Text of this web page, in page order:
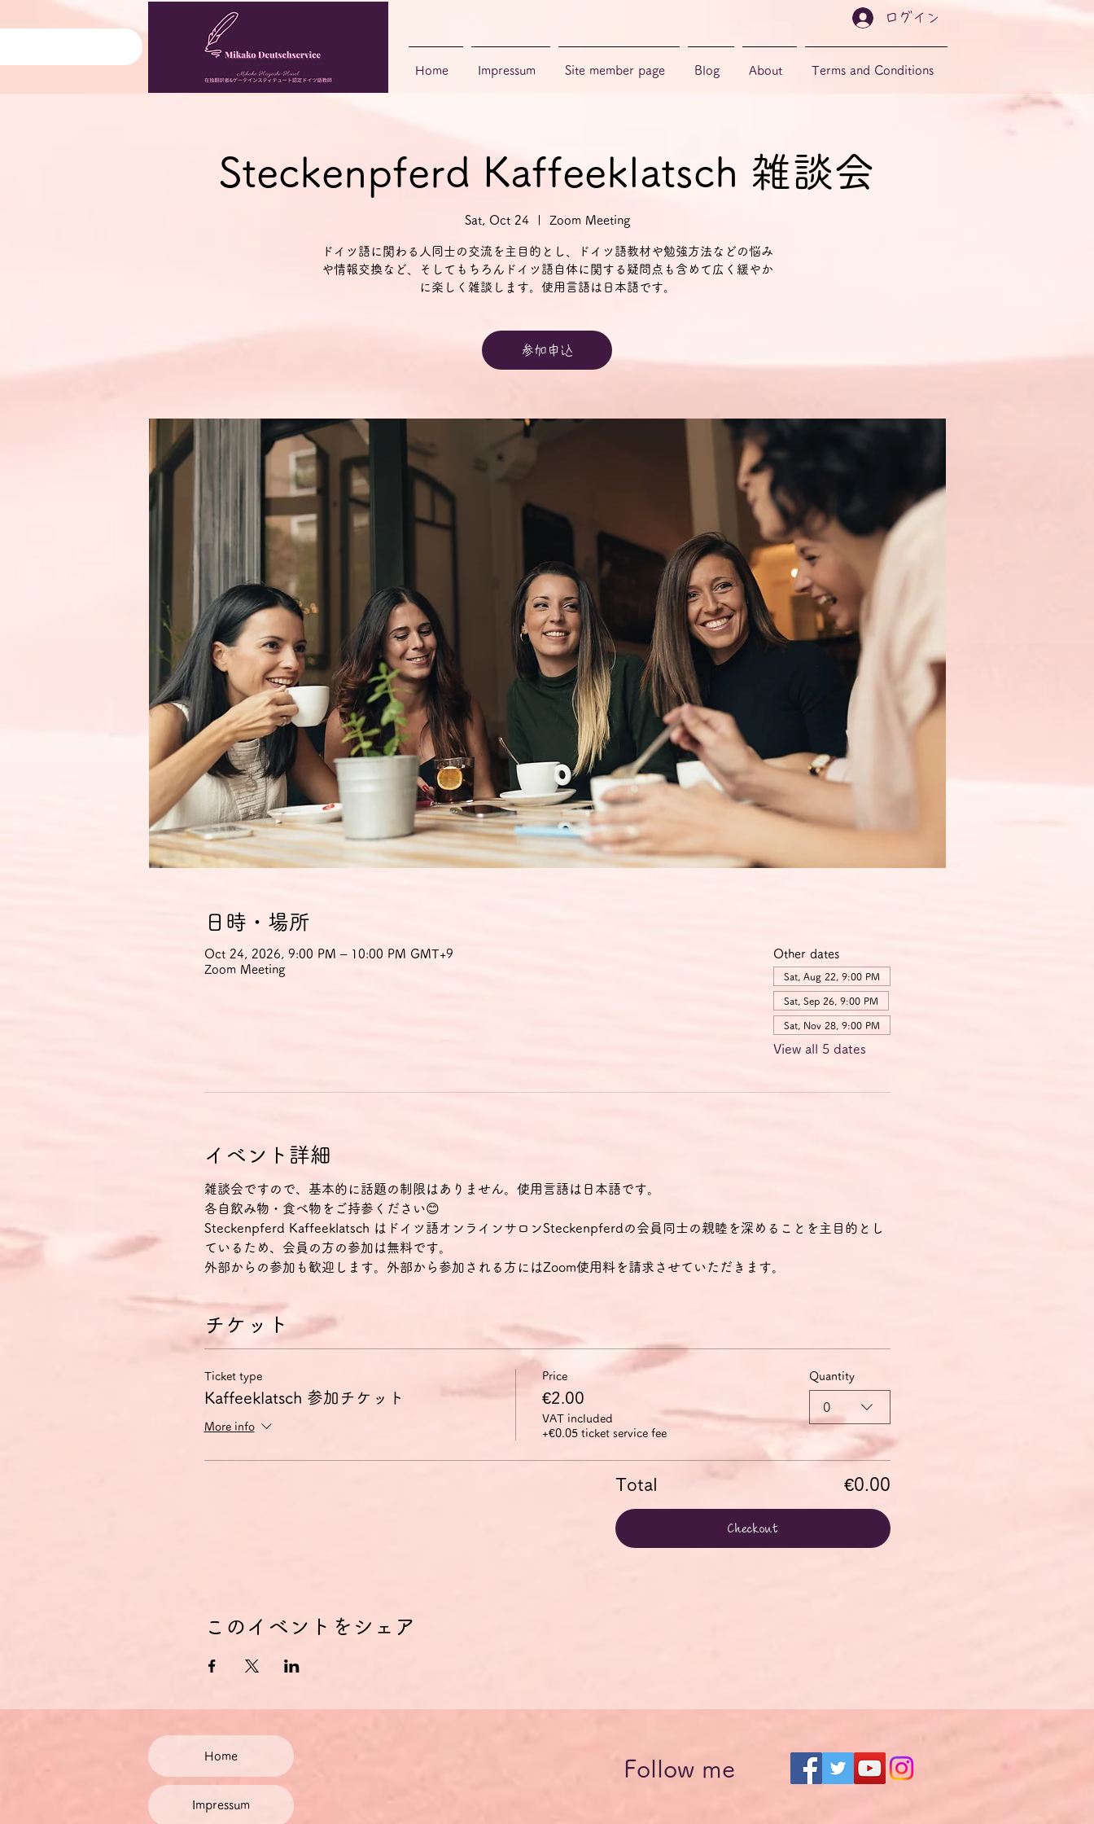
Steckenpferd Kaffeeklatsch 雑談会
Sat, Oct 24
  |
Zoom Meeting
ドイツ語に関わる人同士の交流を主目的とし、ドイツ語教材や勉強方法などの悩み
や情報交換など、そしてもちろんドイツ語自体に関する疑問点も含めて広く緩やか
に楽しく雑談します。使用言語は日本語です。
参加申込
日時・場所
Oct 24, 2026, 9:00 PM – 10:00 PM GMT+9
Zoom Meeting
Other dates
Sat, Aug 22, 9:00 PM
Sat, Sep 26, 9:00 PM
Sat, Nov 28, 9:00 PM
View all 5 dates
イベント詳細
雑談会ですので、基本的に話題の制限はありません。使用言語は日本語です。
各自飲み物・食べ物をご持参ください😊
Steckenpferd Kaffeeklatsch はドイツ語オンラインサロンSteckenpferdの会員同士の親睦を深めることを主目的とし
ているため、会員の方の参加は無料です。
外部からの参加も歓迎します。外部から参加される方にはZoom使用料を請求させていただきます。
チケット
Ticket type
Kaffeeklatsch 参加チケット
More info
Price
€2.00
VAT included
+€0.05 ticket service fee
Quantity
0
Total €0.00
Checkout
このイベントをシェア
Home Impressum Site member page Blog About Terms and Conditions
ログイン
Home
Impressum
Follow me